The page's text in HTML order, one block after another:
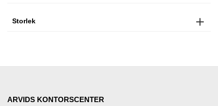
Storlek
ARVIDS KONTORSCENTER